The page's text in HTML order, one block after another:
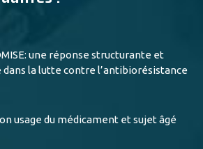
une réponse structurante et
la lutte contre l’antibiorésistance
usage du médicament et sujet âgé